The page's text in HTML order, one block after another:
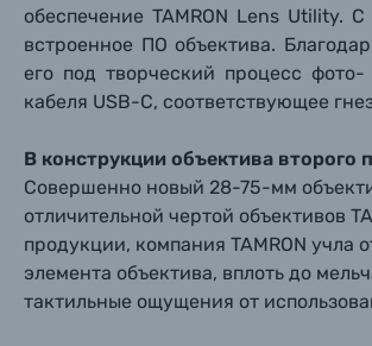
обеспечение TAMRON Lens Utility.
встроенное ПО объектива.
его под творческий процесс
кабеля USB-C, соответствующее
В конструкции объектива второго
Совершенно новый 28-75-мм
отличительной чертой объективов
продукции, компания TAMRON учла
элемента объектива, вплоть до
тактильные ощущения от